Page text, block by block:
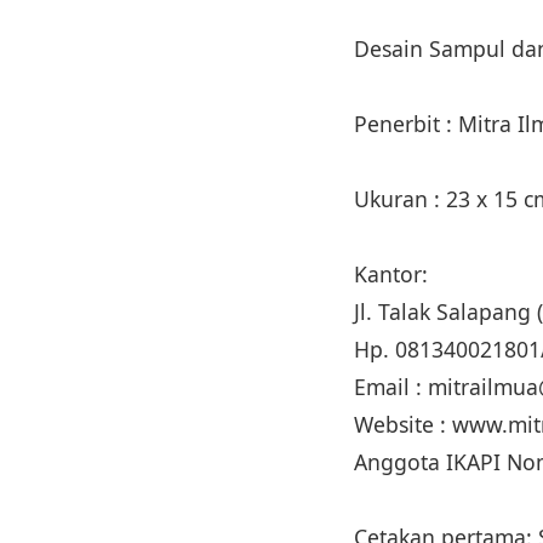
Desain Sampul
Penerbit : Mitra
Ukuran : 23 x 15
Kantor:
Jl. Talak Salapang
Hp.
Email :
Website :
Anggota IKAPI
Cetakan pertama: